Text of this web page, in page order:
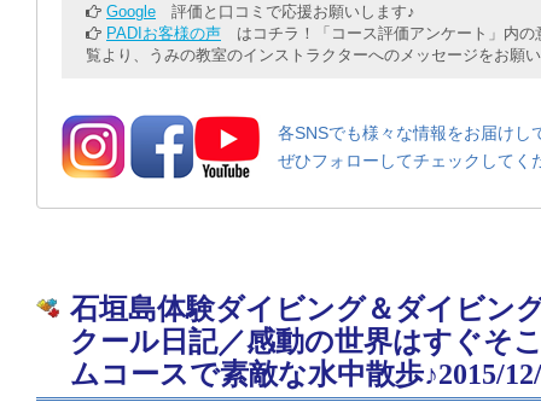
Google 評価と口コミで応援お願いします♪
PADIお客様の声 はコチラ！「コース評価アンケート」内の
覧より、うみの教室のインストラクターへのメッセージをお願
各SNSでも様々な情報をお届けし
ぜひフォローしてチェックしてく
石垣島体験ダイビング＆ダイビン
クール日記／感動の世界はすぐそ
ムコースで素敵な水中散歩♪2015/